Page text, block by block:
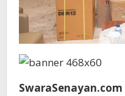
SwaraSenayan.com